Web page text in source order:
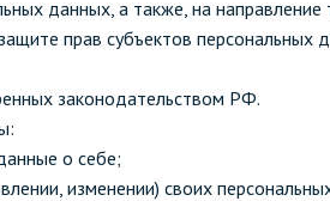
данных, а также, на
прав субъектов
законодательством РФ.
о себе;
изменении) своих